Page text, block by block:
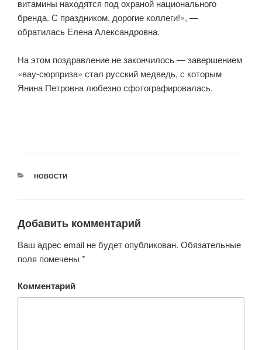
витамины находятся под охраной национального
бренда. С праздником, дорогие коллеги!», —
обратилась Елена Александровна.
На этом поздравление не закончилось — завершением
«вау-сюрприза» стал русский медведь, с которым
Янина Петровна любезно сфотографировалась.
РУБРИКИ
НОВОСТИ
Добавить комментарий
Ваш адрес email не будет опубликован. Обязательные
поля помечены *
Комментарий